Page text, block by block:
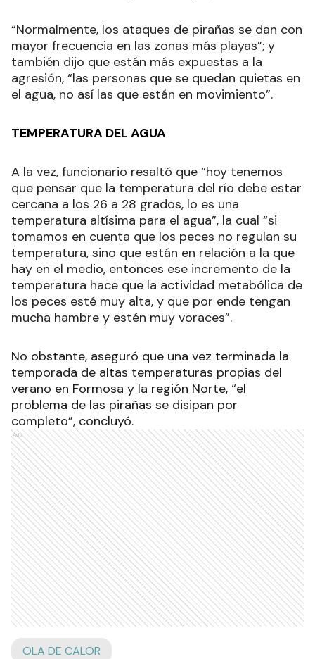
“Normalmente, los ataques de pirañas se dan con
mayor frecuencia en las zonas más playas”; y
también dijo que están más expuestas a la
agresión, “las personas que se quedan quietas en
el agua, no así las que están en movimiento”.
TEMPERATURA DEL AGUA
A la vez, funcionario resaltó que “hoy tenemos
que pensar que la temperatura del río debe estar
cercana a los 26 a 28 grados, lo es una
temperatura altísima para el agua”, la cual “si
tomamos en cuenta que los peces no regulan su
temperatura, sino que están en relación a la que
hay en el medio, entonces ese incremento de la
temperatura hace que la actividad metabólica de
los peces esté muy alta, y que por ende tengan
mucha hambre y estén muy voraces”.
No obstante, aseguró que una vez terminada la
temporada de altas temperaturas propias del
verano en Formosa y la región Norte, “el
problema de las pirañas se disipan por
completo”, concluyó.
Ads
OLA DE CALOR